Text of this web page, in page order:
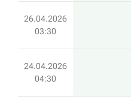
26.04.2026
03:30
24.04.2026
04:30